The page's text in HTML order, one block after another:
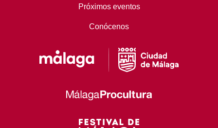
Próximos eventos
Conócenos